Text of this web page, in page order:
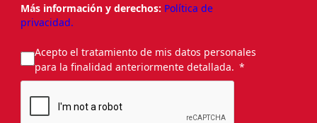
Más información y derechos: Política de
privacidad.
Acepto el tratamiento de mis datos personales
para la finalidad anteriormente detallada.